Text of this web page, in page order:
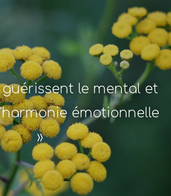
guérissent le mental et
émotionnelle
»